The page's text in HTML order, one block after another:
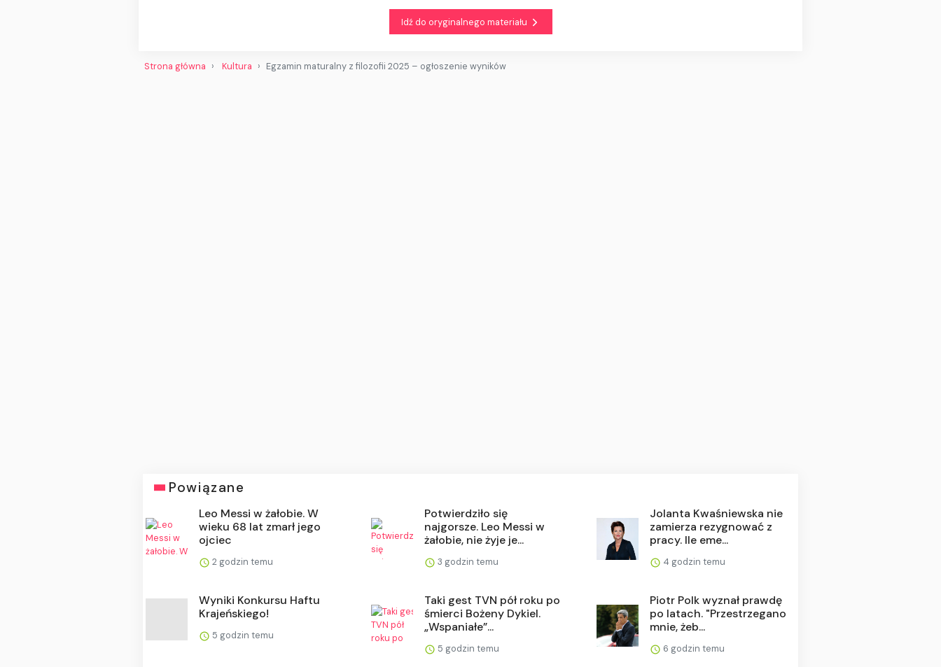
Idź do oryginalnego materiału
Strona główna Kultura Egzamin maturalny z filozofii 2025 – ogłoszenie wyników
Powiązane
Leo Messi w żałobie. W
wieku 68 lat zmarł jego
ojciec
2 godzin temu
Potwierdziło się
najgorsze. Leo Messi w
żałobie, nie żyje je...
3 godzin temu
Jolanta Kwaśniewska nie
zamierza rezygnować z
pracy. Ile eme...
4 godzin temu
Wyniki Konkursu Haftu
Krajeńskiego!
5 godzin temu
Taki gest TVN pół roku po
śmierci Bożeny Dykiel.
„Wspaniałe”...
5 godzin temu
Piotr Polk wyznał prawdę
po latach. "Przestrzegano
mnie, żeb...
6 godzin temu